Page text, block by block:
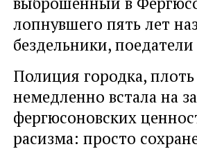
лопнувшего пять лет
бездельники,
Полиция городка,
немедленно встала на
фергюсоновских
расизма: просто